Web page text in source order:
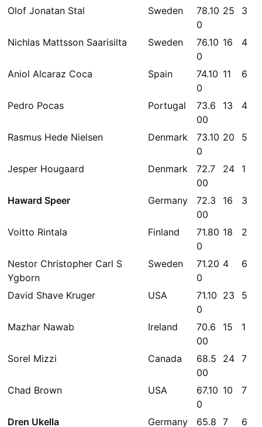
Olof Jonatan Stal Sweden
78.10
0
25 3
Nichlas Mattsson Saarisilta Sweden
76.10
0
16 4
Aniol Alcaraz Coca Spain
74.10
0
11 6
Pedro Pocas Portugal
73.6
00
13 4
Rasmus Hede Nielsen Denmark
73.10
0
20 5
Jesper Hougaard Denmark
72.7
00
24 1
Haward Speer Germany
72.3
00
16 3
Voitto Rintala Finland
71.80
0
18 2
Nestor Christopher Carl S
Ygborn
Sweden
71.20
0
4 6
David Shave Kruger USA
71.10
0
23 5
Mazhar Nawab Ireland
70.6
00
15 1
Sorel Mizzi Canada
68.5
00
24 7
Chad Brown USA
67.10
0
10 7
Dren Ukella Germany 65.8 7 6